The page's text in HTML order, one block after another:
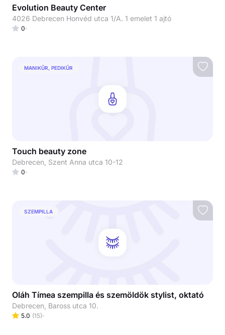
Evolution Beauty Center
4026 Debrecen Honvéd utca 1/A. 1 emelet 1 ajtó
0
MANIKŰR, PEDIKŰR
Touch beauty zone
Debrecen, Szent Anna utca 10-12
0
SZEMPILLA
Oláh Tímea szempilla és szemöldök stylist, oktató
Debrecen, Baross utca 10.
5.0 (15)